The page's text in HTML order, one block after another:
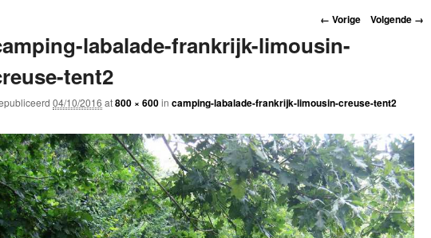
Afbeeldingsnavigatie
← Vorige Volgende →
labalade-frankrijk-limousin-
tent2
04/10/2016 at800 × 600in camping-labalade-frankrijk-limousin-creuse-tent2